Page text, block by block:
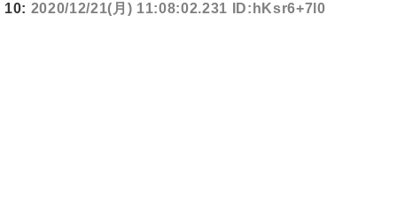
10: 2020/12/21(月) 11:08:02.231 ID:hKsr6+7l0